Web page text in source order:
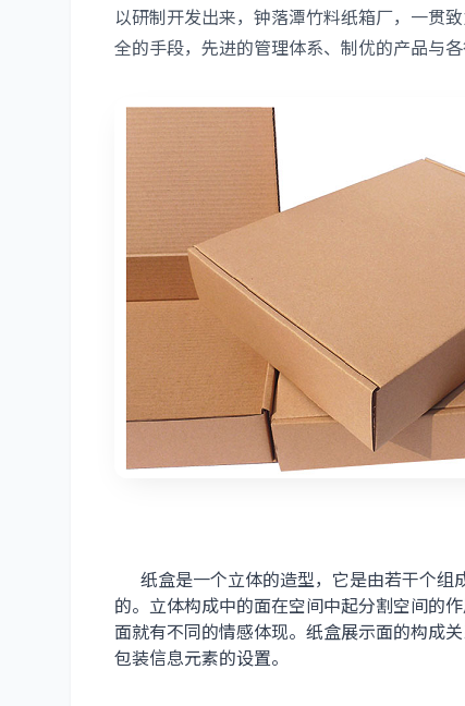
以研制开发出来，钟落潭竹料纸箱厂，一贯
全的手段，先进的管理体系、制优的产品与
纸盒是一个立体的造型，它是由若干个组
的。立体构成中的面在空间中起分割空间的
面就有不同的情感体现。纸盒展示面的构成
包装信息元素的设置。